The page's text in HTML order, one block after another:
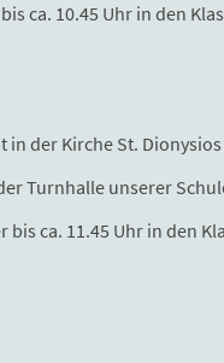
10.45 Uhr in den
der Kirche St.
Turnhalle unserer
11.45 Uhr in den